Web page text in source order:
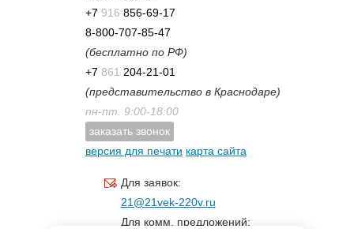
+7 916 856-69-17
8-800-707-85-47
(бесплатно по РФ)
+7 861 204-21-01
(представительство в Краснодаре)
пн-пт. 9:00-18:00
заказать звонок
версия для печати карта сайта
Для заявок:
21@21vek-220v.ru
Для комм. предложений: